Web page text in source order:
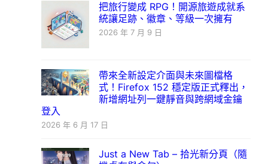
把旅行變成 RPG！開源旅遊成就系
統讓足跡、徽章、等級一次擁有
2026 年 7 月 9 日
帶來全新設定介面與未來圖檔格
式！Firefox 152 穩定版正式釋出，
新增網址列一鍵靜音與跨網域金鑰
登入
2026 年 6 月 17 日
Just a New Tab – 拾光新分頁（隨